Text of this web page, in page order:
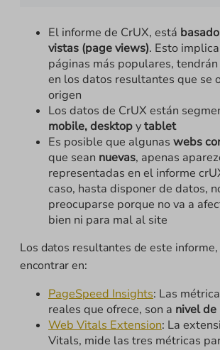
El informe de CrUX, está
vistas (page views). Esto
páginas más populares,
en los datos resultantes que se
origen
Los datos de CrUX están
mobile, desktopytablet
Es posible que algunas webs
que sean nuevas, apenas
representadas en el informe
caso, hasta disponer de datos,
preocuparse porque no va a
bien ni para mal al site
Los datos resultantes de este
encontrar en:
PageSpeed Insights: Las
reales que ofrece, son a nivel de
Web Vitals Extension: La
Vitals, mide las tres métricas